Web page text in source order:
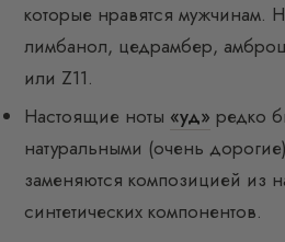
которые нравятся мужчинам.
лимбанол, цедрамбер,
или Z11.
Настоящие ноты «уд» редко
натуральными (очень
заменяются композицией из
синтетических компонентов.